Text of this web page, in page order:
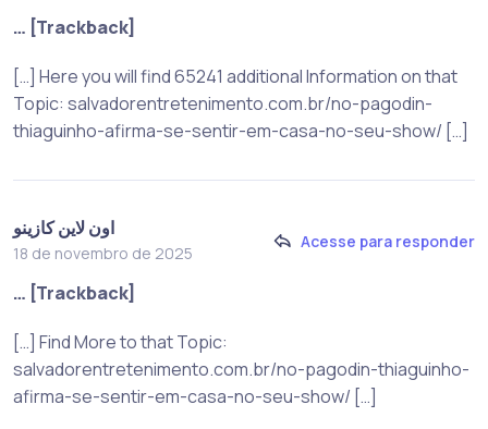
… [Trackback]
[…] Here you will find 65241 additional Information on that
Topic: salvadorentretenimento.com.br/no-pagodin-
thiaguinho-afirma-se-sentir-em-casa-no-seu-show/ […]
اون لاين كازينو
18 de novembro de 2025
Acesse para responder
… [Trackback]
[…] Find More to that Topic:
salvadorentretenimento.com.br/no-pagodin-thiaguinho-
afirma-se-sentir-em-casa-no-seu-show/ […]